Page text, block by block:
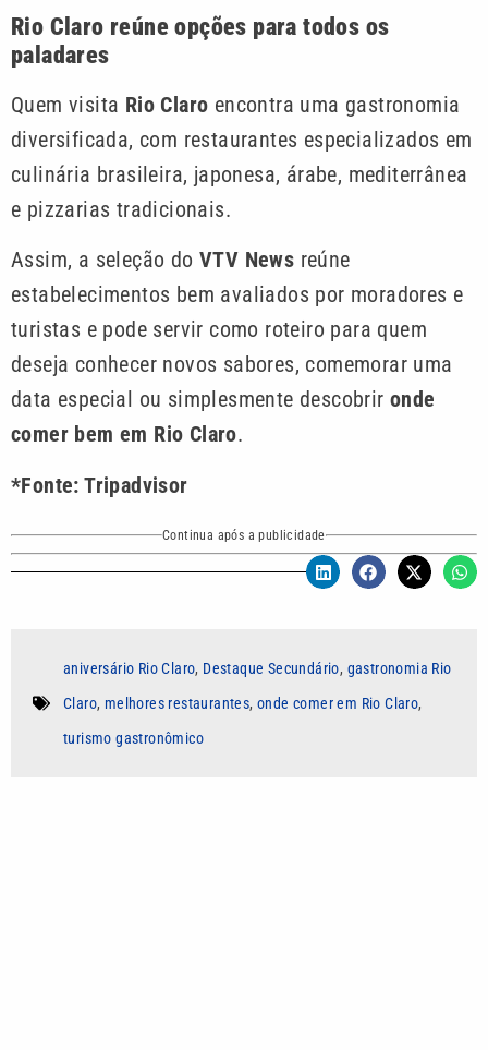
Rio Claro reúne opções para todos os
paladares
Quem visita Rio Claro encontra uma gastronomia
diversificada, com restaurantes especializados em
culinária brasileira, japonesa, árabe, mediterrânea
e pizzarias tradicionais.
Assim, a seleção do VTV News reúne
estabelecimentos bem avaliados por moradores e
turistas e pode servir como roteiro para quem
deseja conhecer novos sabores, comemorar uma
data especial ou simplesmente descobrir onde
comer bem em Rio Claro.
*Fonte: Tripadvisor
Continua após a publicidade
aniversário Rio Claro, Destaque Secundário, gastronomia Rio
Claro, melhores restaurantes,onde comer em Rio Claro,
turismo gastronômico